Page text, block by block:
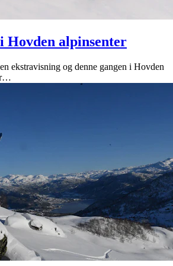
Hovden alpinsenter
ekstravisning og denne gangen i Hovden
…